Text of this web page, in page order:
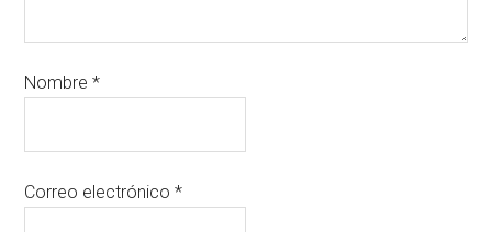
Nombre*
Correo electrónico*